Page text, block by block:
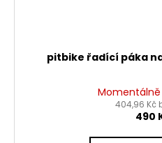
pitbike řadící páka
404,96 Kč
490